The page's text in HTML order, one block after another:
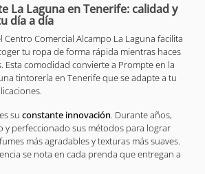
La Laguna en Tenerife: calidad y
día a día
Comercial Alcampo La Laguna facilita
tu ropa de forma rápida mientras haces
Esta comodidad convierte a Prompte en la
tintorería en Tenerife que se adapte a tu
su constante innovación . Durante años,
y perfeccionado sus métodos para lograr
más agradables y texturas más suaves.
se nota en cada prenda que entregan a